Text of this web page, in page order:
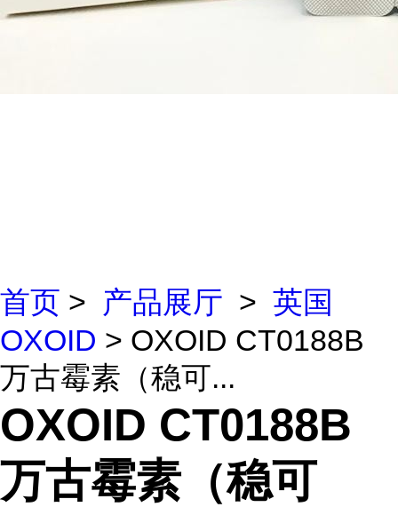
首页 > 产品展厅 > 英国
OXOID > OXOID CT0188B
万古霉素（稳可...
OXOID CT0188B
万古霉素（稳可